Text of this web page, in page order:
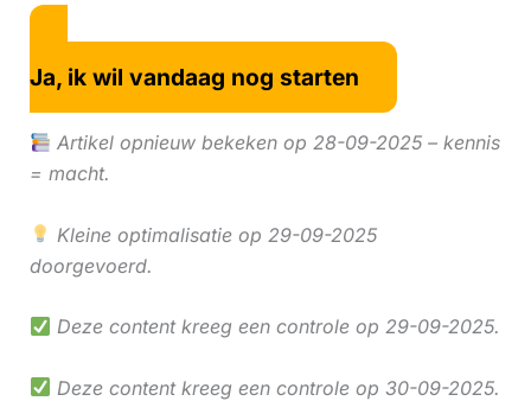
Ja, ik wil vandaag nog starten
Artikel opnieuw bekeken op 28-09-2025 – kennis
= macht.
Kleine optimalisatie op 29-09-2025
doorgevoerd.
Deze content kreeg een controle op 29-09-2025.
Deze content kreeg een controle op 30-09-2025.